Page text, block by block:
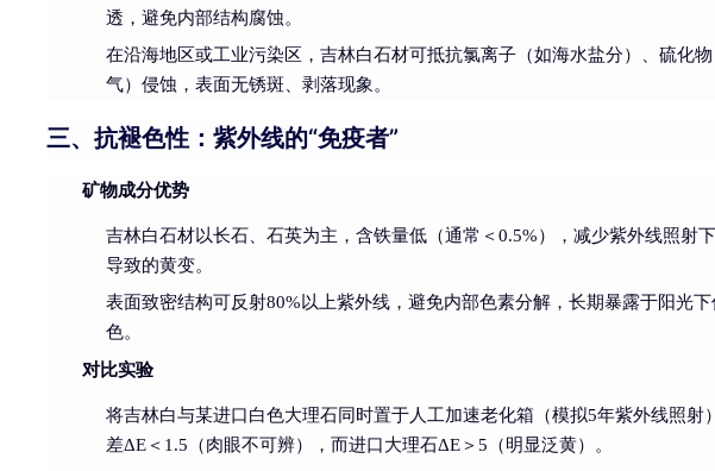
透，避免内部结构腐蚀。
在沿海地区或工业污染区，吉林白石材可抵抗氯离子（如海水盐分）、硫化
气）侵蚀，表面无锈斑、剥落现象。
三、抗褪色性：紫外线的“免疫者”
矿物成分优势
吉林白石材以长石、石英为主，含铁量低（通常＜0.5%），减少紫外线照射
导致的黄变。
表面致密结构可反射80%以上紫外线，避免内部色素分解，长期暴露于阳光下
色。
对比实验
将吉林白与某进口白色大理石同时置于人工加速老化箱（模拟5年紫外线照射
差ΔE＜1.5（肉眼不可辨），而进口大理石ΔE＞5（明显泛黄）。